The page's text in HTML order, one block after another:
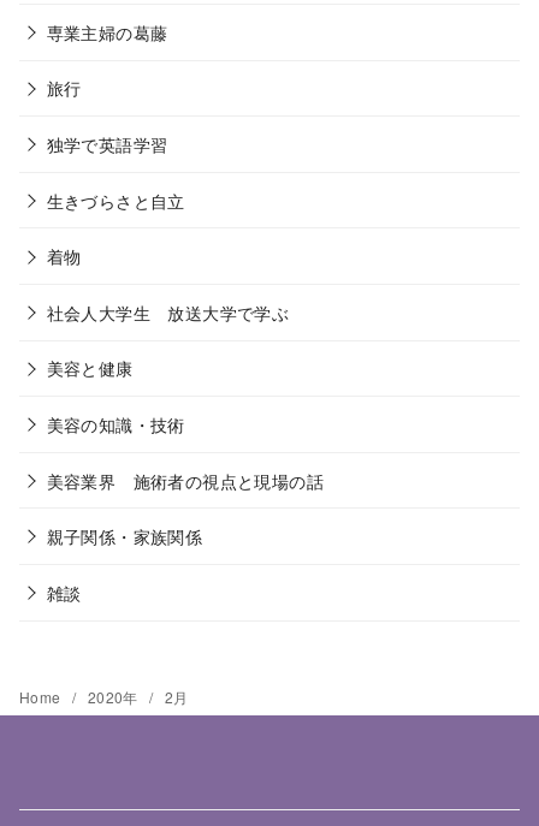
専業主婦の葛藤
旅行
独学で英語学習
生きづらさと自立
着物
社会人大学生 放送大学で学ぶ
美容と健康
美容の知識・技術
美容業界 施術者の視点と現場の話
親子関係・家族関係
雑談
Home 2020年 2月